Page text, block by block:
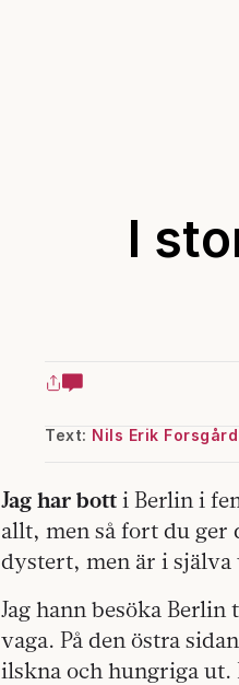
I
Text: Nils Erik Forsgård
Jag har bott i Berlin i
allt, men så fort du ger
dystert, men är i själva
Jag hann besöka
vaga. På den östra
ilskna och hungriga ut.